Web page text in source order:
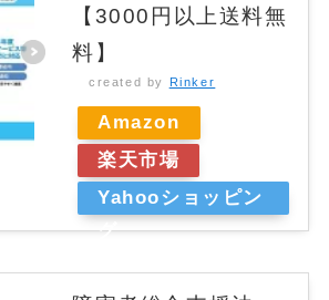
【3000円以上送料無
料】
created by Rinker
Amazon
楽天市場
Yahooショッピン
グ